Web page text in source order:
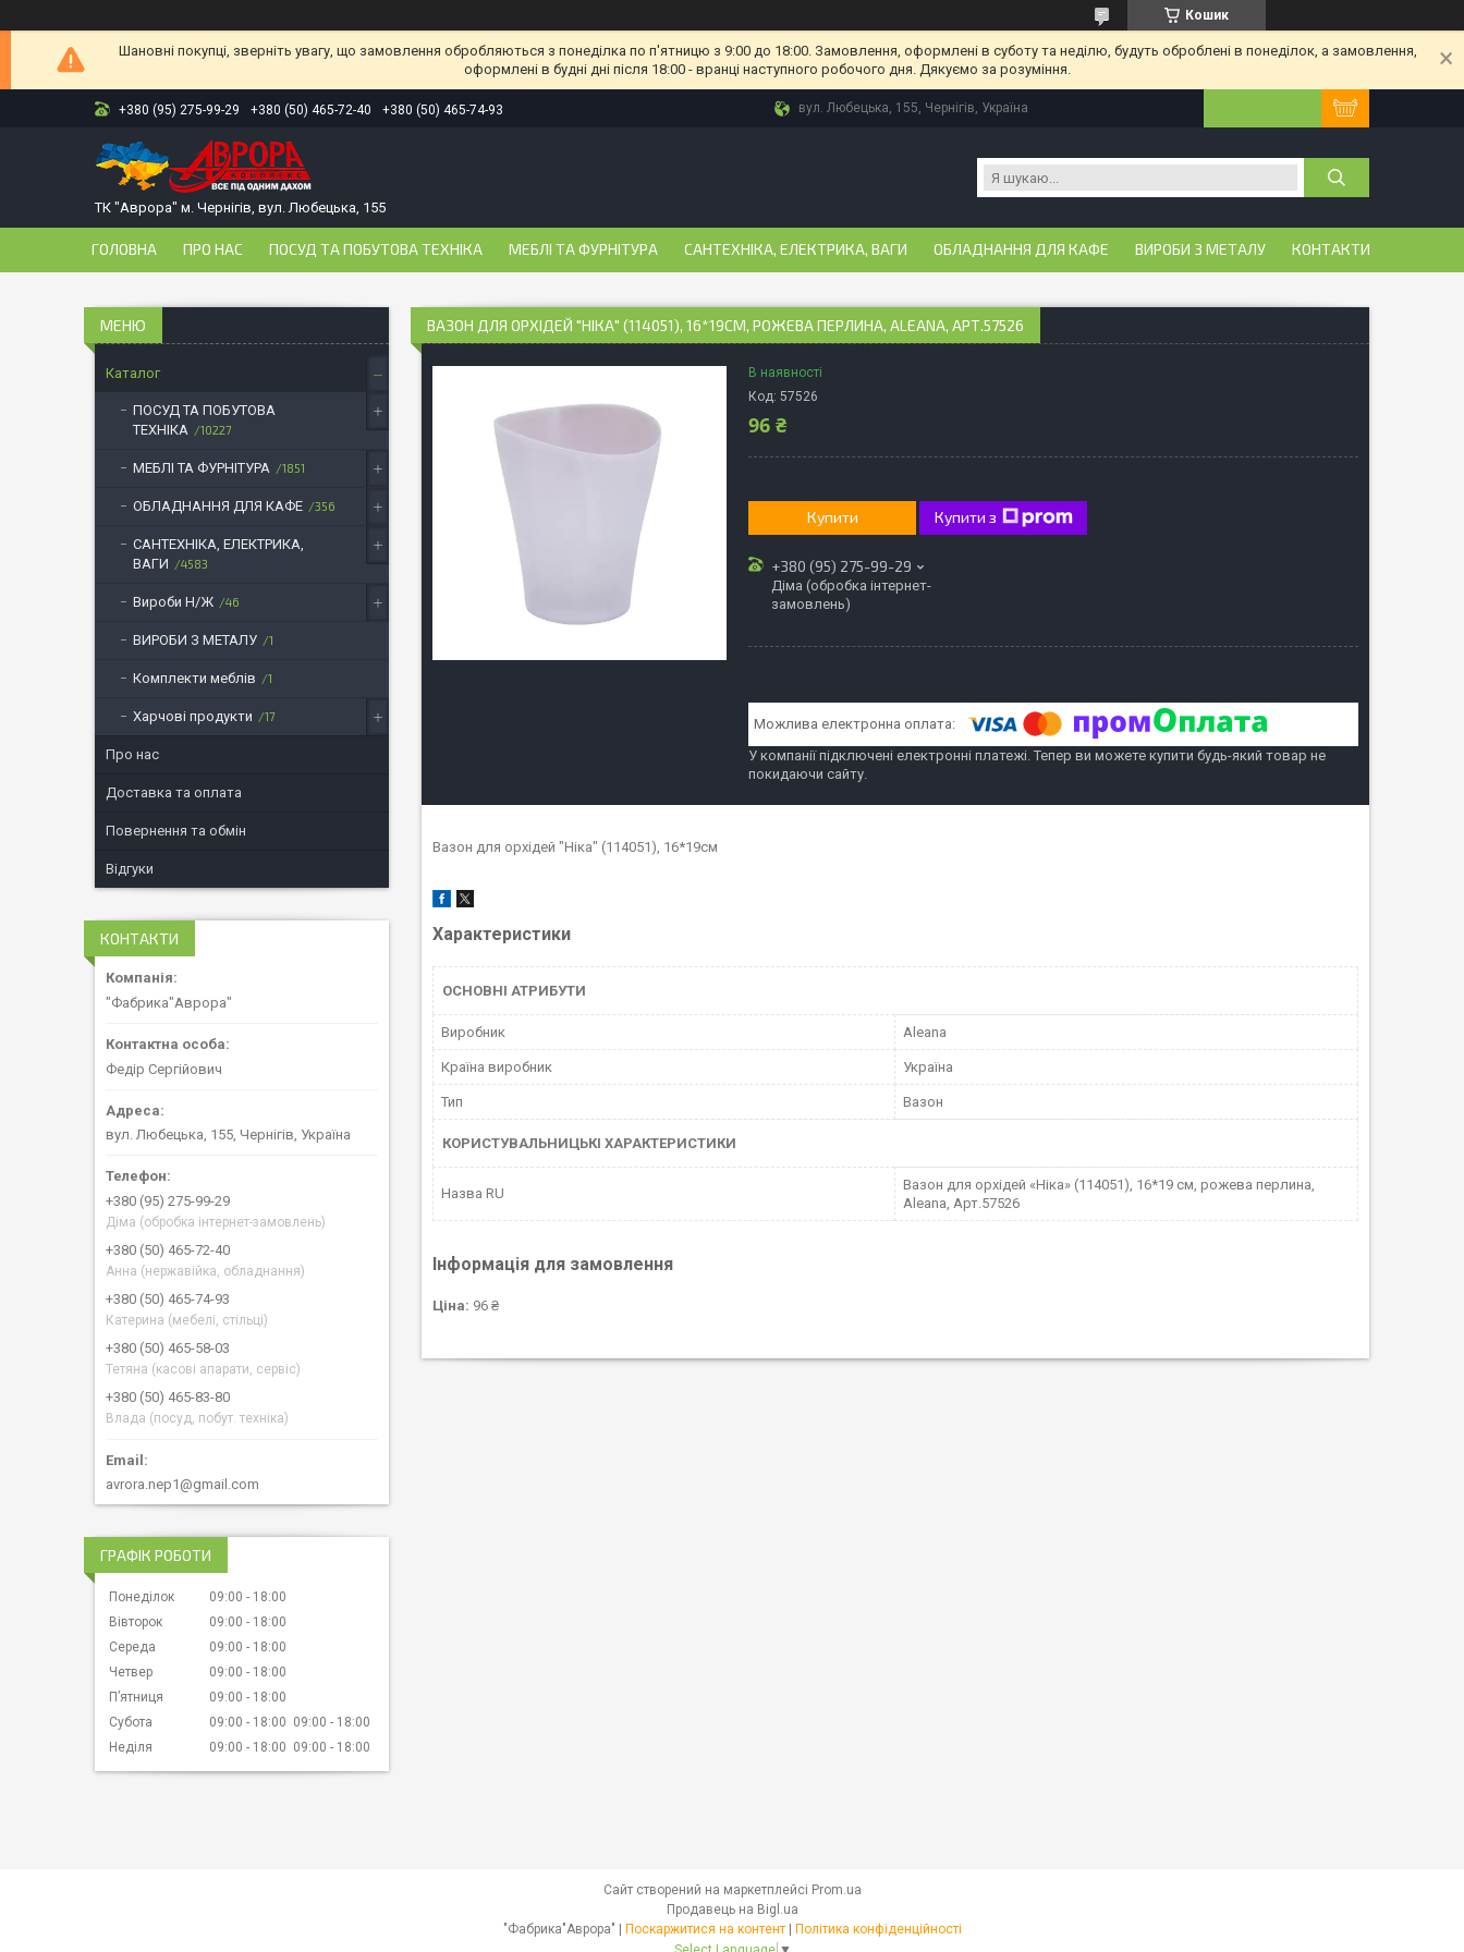
Кошик
Шановні покупці, зверніть увагу, що замовлення обробляються з понеділка по п'ятницю з 9:00 до 18:00. Замовлення, оформлені в суботу та неділю, будуть оброблені в понеділок, а замовлення,
оформлені в будні дні після 18:00 - вранці наступного робочого дня. Дякуємо за розуміння.
+380 (95) 275-99-29 +380 (50) 465-72-40 +380 (50) 465-74-93 вул. Любецька, 155, Чернігів, Україна
ТК "Аврора" м. Чернігів, вул. Любецька, 155
ГОЛОВНА ПРО НАС ПОСУД ТА ПОБУТОВА ТЕХНІКА МЕБЛІ ТА ФУРНІТУРА САНТЕХНІКА, ЕЛЕКТРИКА, ВАГИ ОБЛАДНАННЯ ДЛЯ КАФЕ ВИРОБИ З МЕТАЛУ КОНТАКТИ
ВАЗОН ДЛЯ ОРХІДЕЙ "НІКА" (114051), 16*19СМ, РОЖЕВА ПЕРЛИНА, ALEANA, АРТ.57526
В наявності
Код: 57526
96 ₴
Купити Купити з
+380 (95) 275-99-29
Діма (обробка інтернет-
замовлень)
У компанії підключені електронні платежі. Тепер ви можете купити будь-який товар не
покидаючи сайту.
Вазон для орхідей "Ніка" (114051), 16*19см
Характеристики
ОСНОВНІ АТРИБУТИ
Виробник Aleana
Країна виробник Україна
Тип Вазон
КОРИСТУВАЛЬНИЦЬКІ ХАРАКТЕРИСТИКИ
Назва RU
Вазон для орхідей «Ніка» (114051), 16*19 см, рожева перлина,
Aleana, Арт.57526
Інформація для замовлення
Ціна: 96 ₴
Каталог
ПОСУД ТА ПОБУТОВА
ТЕХНІКА
10227
МЕБЛІ ТА ФУРНІТУРА 1851
ОБЛАДНАННЯ ДЛЯ КАФЕ 356
САНТЕХНІКА, ЕЛЕКТРИКА,
ВАГИ
4583
Вироби Н/Ж 46
ВИРОБИ З МЕТАЛУ 1
Комплекти меблів 1
Харчові продукти 17
Про нас
Доставка та оплата
Повернення та обмін
Відгуки
КОНТАКТИ
"Фабрика"Аврора"
Федір Сергійович
вул. Любецька, 155, Чернігів, Україна
+380 (95) 275-99-29
Діма (обробка інтернет-замовлень)
+380 (50) 465-72-40
Анна (нержавійка, обладнання)
+380 (50) 465-74-93
Катерина (мебелі, стільці)
+380 (50) 465-58-03
Тетяна (касові апарати, сервіс)
+380 (50) 465-83-80
Влада (посуд, побут. техніка)
avrora.nep1@gmail.com
ГРАФІК РОБОТИ
Понеділок 09:00
18:00
Вівторок
09:00
18:00
Середа
09:00
18:00
Четвер
09:00
18:00
Пʼятниця
09:00
18:00
Субота
09:00 18:00 09:00
18:00
Неділя
09:00 18:00 09:00 18:00
Сайт створений на маркетплейсі Prom.ua
Продавець на Bigl.ua
Поскаржитися на контент
Політика конфіденційності